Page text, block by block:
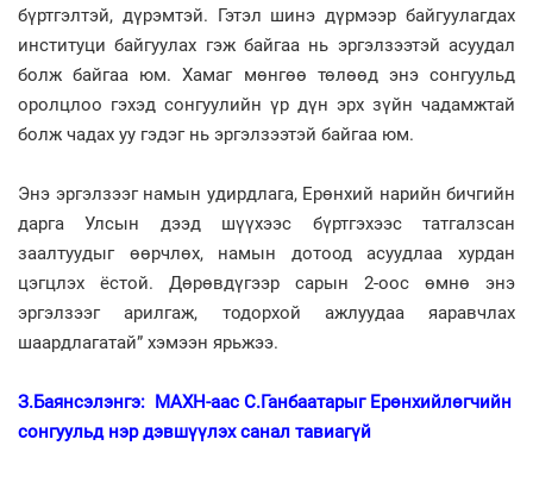
бүртгэлтэй, дүрэмтэй. Гэтэл шинэ дүрмээр байгуулагдах
институци байгуулах гэж байгаа нь эргэлзээтэй асуудал
болж байгаа юм. Хамаг мөнгөө төлөөд энэ сонгуульд
оролцлоо гэхэд сонгуулийн үр дүн эрх зүйн чадамжтай
болж чадах уу гэдэг нь эргэлзээтэй байгаа юм.
Энэ эргэлзээг намын удирдлага, Ерөнхий нарийн бичгийн
дарга Улсын дээд шүүхээс бүртгэхээс татгалзсан
заалтуудыг өөрчлөх, намын дотоод асуудлаа хурдан
цэгцлэх ёстой. Дөрөвдүгээр сарын 2-оос өмнө энэ
эргэлзээг арилгаж, тодорхой ажлуудаа яаравчлах
шаардлагатай” хэмээн ярьжээ.
З.Баянсэлэнгэ: МАХН-аас С.Ганбаатарыг Ерөнхийлөгчийн
сонгуульд нэр дэвшүүлэх санал тавиагүй